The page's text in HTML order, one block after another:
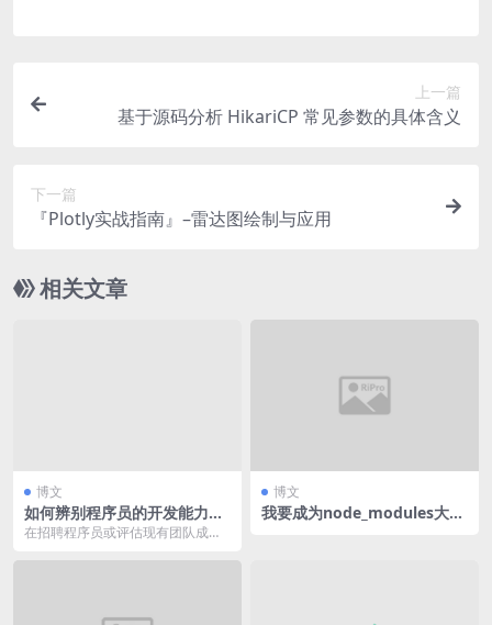
上一篇
基于源码分析 HikariCP 常见参数的具体含义
下一篇
『Plotly实战指南』–雷达图绘制与应用
相关文章
博文
如何辨别程序员的开发能力：
关键指标与评估方法
在招聘程序员或评估现有团队成员
博文
我要成为node_modules大